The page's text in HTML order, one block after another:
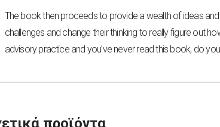
The book then proceeds to provide a wealth of ideas
challenges and change their thinking to really figure out
advisory practice and you’ve never read this book, do
προϊόντα